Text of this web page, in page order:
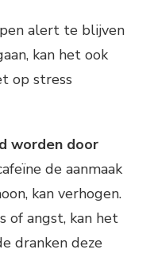
alert te blijven
kan het ook
op stress
worden door
de aanmaak
kan verhogen.
of angst, kan het
dranken deze